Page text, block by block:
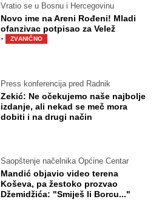
Vratio se u Bosnu i Hercegovinu
Novo ime na Areni Rođeni! Mladi
ofanzivac potpisao za Velež
· ZVANIČNO
Press konferencija pred Radnik
Zekić: Ne očekujemo naše najbolje
izdanje, ali nekad se meč mora
dobiti i na drugi način
Saopštenje načelnika Općine Centar
Mandić objavio video terena
Koševa, pa žestoko prozvao
Džemidžića: "Smiješ li Borcu..."